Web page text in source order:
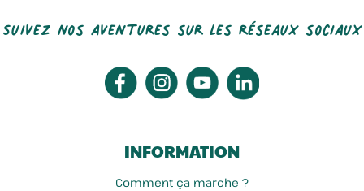
Suivez nos aventures sur les réseaux sociaux
INFORMATION
Comment ça marche ?